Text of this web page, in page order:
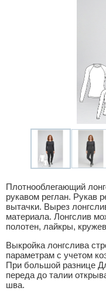
Плотнооблегающий
рукавом реглан. Рукав
вытачки. Вырез
материала. Лонгслив
полотен, лайкры,
Выкройка лонгслива
параметрам с учетом
При большой разнице
переда до талии
шва.